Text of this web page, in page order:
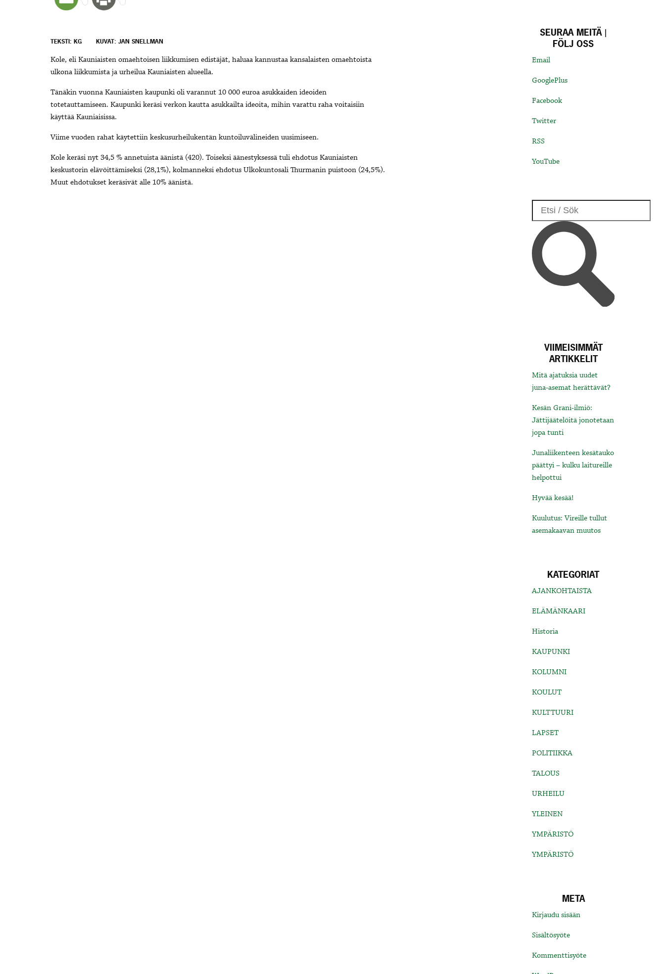
TEKSTI: KG KUVAT: JAN SNELLMAN
Kole, eli Kauniaisten omaehtoisen liikkumisen edistäjät, haluaa kannustaa kansalaisten omaehtoista
ulkona liikkumista ja urheilua Kauniaisten alueella.
Tänäkin vuonna Kauniaisten kaupunki oli varannut 10 000 euroa asukkaiden ideoiden
totetauttamiseen. Kaupunki keräsi verkon kautta asukkailta ideoita, mihin varattu raha voitaisiin
käyttää Kauniaisissa.
Viime vuoden rahat käytettiin keskusurheilukentän kuntoiluvälineiden uusimiseen.
Kole keräsi nyt 34,5 % annetuista äänistä (420). Toiseksi äänestyksessä tuli ehdotus Kauniaisten
keskustorin elävöittämiseksi (28,1%), kolmanneksi ehdotus Ulkokuntosali Thurmanin puistoon (24,5%).
Muut ehdotukset keräsivät alle 10% äänistä.
SEURAA MEITÄ |
FÖLJ OSS
Email
GooglePlus
Facebook
Twitter
RSS
YouTube
VIIMEISIMMÄT
ARTIKKELIT
Mitä ajatuksia uudet
juna-asemat herättävät?
Kesän Grani-ilmiö:
Jättijäätelöitä jonotetaan
jopa tunti
Junaliikenteen kesätauko
päättyi – kulku laitureille
helpottui
Hyvää kesää!
Kuulutus: Vireille tullut
asemakaavan muutos
KATEGORIAT
AJANKOHTAISTA
ELÄMÄNKAARI
Historia
KAUPUNKI
KOLUMNI
KOULUT
KULTTUURI
LAPSET
POLITIIKKA
TALOUS
URHEILU
YLEINEN
YMPÄRISTÖ
YMPÄRISTÖ
META
Kirjaudu sisään
Sisältösyöte
Kommenttisyöte